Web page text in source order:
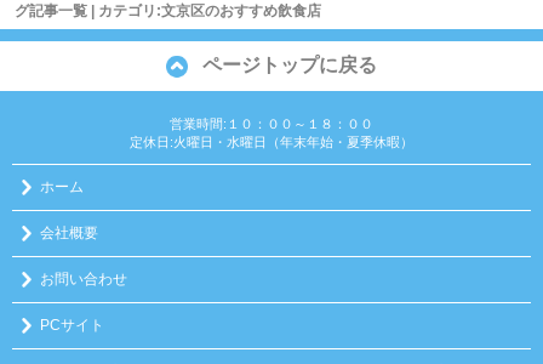
グ記事一覧 | カテゴリ:文京区のおすすめ飲食店
ページトップに戻る
営業時間:１０：００～１８：００
定休日:火曜日・水曜日（年末年始・夏季休暇）
ホーム
会社概要
お問い合わせ
PCサイト